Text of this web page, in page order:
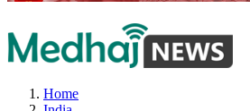
Home